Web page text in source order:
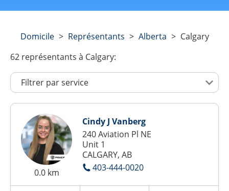
Domicile> Représentants > Alberta > Calgary
62 représentants à Calgary:
0.0 km
Cindy J Vanberg
240 Aviation Pl NE
Unit 1
CALGARY, AB
403-444-0020